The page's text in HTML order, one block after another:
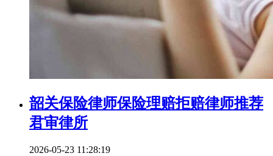
韶关保险律师保险理赔拒赔律师推荐
君审律所
2026-05-23 11:28:19